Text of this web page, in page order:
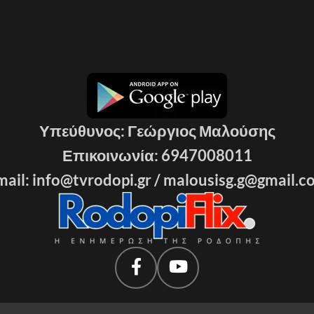
Υπεύθυνος: Γεώργιος Μαλούσης
Επικοινωνία: 6947008011
info@tvrodopi.gr /